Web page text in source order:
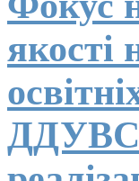
якості
ДДУВС